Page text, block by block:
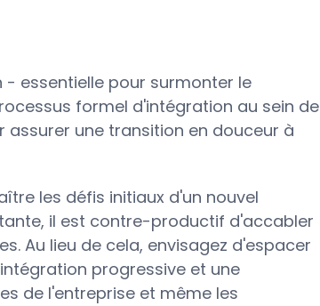
essentielle pour surmonter le
formel d'intégration au sein de
assurer une transition en douceur à
les défis initiaux d'un nouvel
il est contre-productif d'accabler
Au lieu de cela, envisagez d'espacer
progressive et une
de l'entreprise et même les